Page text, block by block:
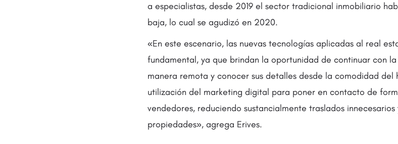
a especialistas, desde 2019 el sector tradicional inmobiliario
baja, lo cual se agudizó en 2020.
«En este escenario, las nuevas tecnologías aplicadas al real
fundamental, ya que brindan la oportunidad de continuar con
manera remota y conocer sus detalles desde la comodidad del
utilización del marketing digital para poner en contacto de
vendedores, reduciendo sustancialmente traslados
propiedades», agrega Erives.